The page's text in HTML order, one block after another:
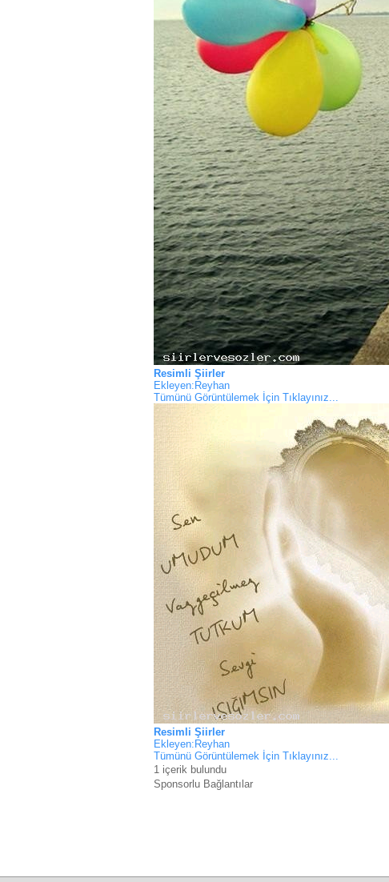
Resimli Şiirler
Ekleyen:Reyhan
Tümünü Görüntülemek İçin Tıklayınız...
Resimli Şiirler
Ekleyen:Reyhan
Tümünü Görüntülemek İçin Tıklayınız...
1 içerik bulundu
Sponsorlu Bağlantılar